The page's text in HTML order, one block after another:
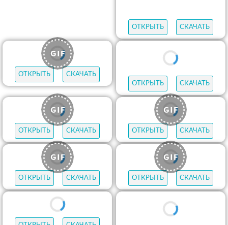
ОТКРЫТЬ
СКАЧАТЬ
ОТКРЫТЬ СКАЧАТЬ
ОТКРЫТЬ СКАЧАТЬ